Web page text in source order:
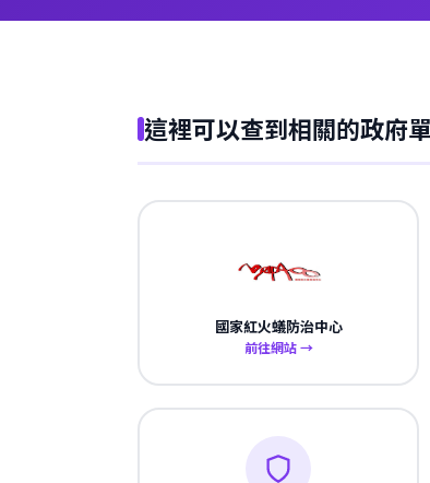
這裡可以查到相關的政府
國家紅火蟻防治中心
前往網站 →